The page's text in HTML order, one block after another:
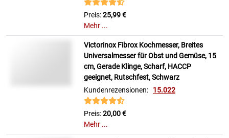
Preis:25,99 €
Mehr ...
Victorinox Fibrox Kochmesser, Breites
Universalmesser für Obst und Gemüse, 15
cm, Gerade Klinge, Scharf, HACCP
geeignet, Rutschfest, Schwarz
Kundenrezensionen: 15.022
Preis:20,00 €
Mehr ...